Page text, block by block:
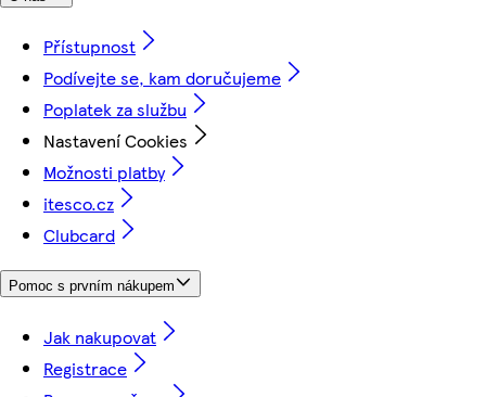
Přístupnost
Podívejte se, kam doručujeme
Poplatek za službu
Nastavení Cookies
Možnosti platby
itesco.cz
Clubcard
Pomoc s prvním nákupem
Jak nakupovat
Registrace